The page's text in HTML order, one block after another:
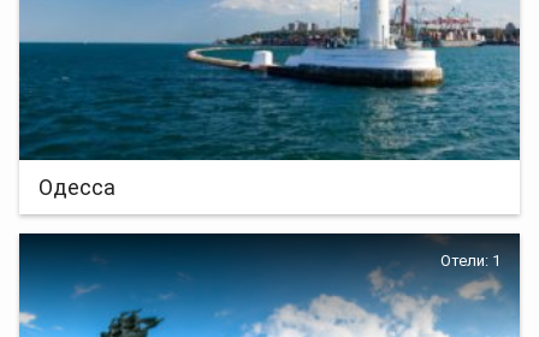
Одесса
Отели: 1